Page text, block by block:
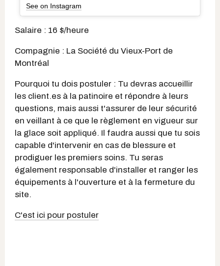
See on Instagram
Salaire : 16 $/heure
Compagnie : La Société du Vieux-Port de
Montréal
Pourquoi tu dois postuler : Tu devras accueillir
les client.es à la patinoire et répondre à leurs
questions, mais aussi t'assurer de leur sécurité
en veillant à ce que le règlement en vigueur sur
la glace soit appliqué. Il faudra aussi que tu sois
capable d'intervenir en cas de blessure et
prodiguer les premiers soins. Tu seras
également responsable d'installer et ranger les
équipements à l'ouverture et à la fermeture du
site.
C'est ici pour postuler